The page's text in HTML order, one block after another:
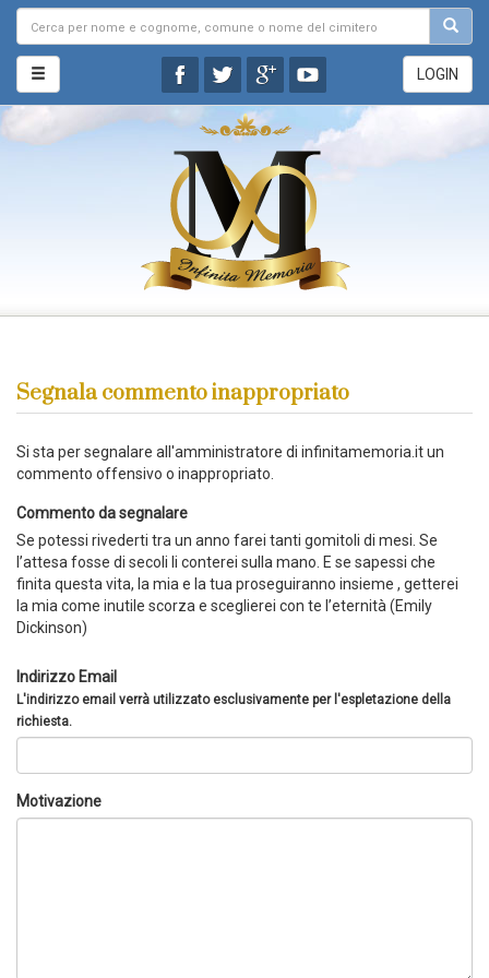
LOGIN
Segnala commento inappropriato
Si sta per segnalare all'amministratore di infinitamemoria.it un
commento offensivo o inappropriato.
Commento da segnalare
Se potessi rivederti tra un anno farei tanti gomitoli di mesi. Se
l’attesa fosse di secoli li conterei sulla mano. E se sapessi che
finita questa vita, la mia e la tua proseguiranno insieme , getterei
la mia come inutile scorza e sceglierei con te l’eternità (Emily
Dickinson)
Indirizzo Email
L'indirizzo email verrà utilizzato esclusivamente per l'espletazione della
richiesta.
Motivazione